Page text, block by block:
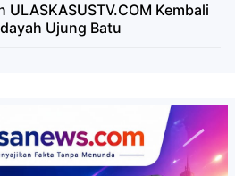
ULASKASUSTV.COM Kembali
Ujung Batu